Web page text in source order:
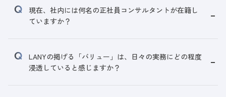
現在、社内には何名の正社員コンサルタントが在籍し
ていますか？
LANYの掲げる「バリュー」は、日々の実務にどの程度
浸透していると感じますか？